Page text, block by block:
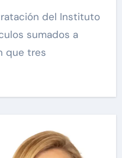
sumados a
que tres